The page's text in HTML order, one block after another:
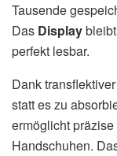
Tausende
Das Display
perfekt lesbar.
Dank
statt es zu
ermöglicht
Handschuhen.